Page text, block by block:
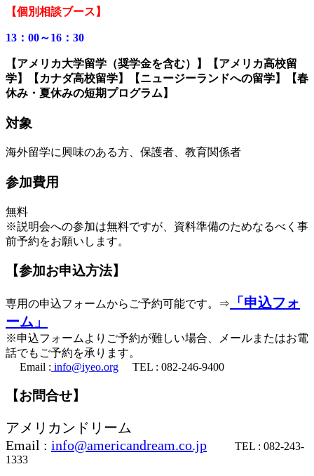
【個別相談ブース】
13 ：00～16：30
【アメリカ大学留学（奨学金を含む）】【アメリカ高校留
学】【カナダ高校留学】【ニュージーランドへの留学】【春
休み・夏休みの短期プログラム】
対象
海外留学に興味のある方、保護者、教育関係者
参加費用
無料
※説明会への参加は無料ですが、資料準備のためなるべく事
前予約をお願いします。
【参加お申込方法】
専用の申込フォームからご予約可能です。⇒
「申込フォ
ーム」
※申込フォームよりご予約が難しい場合、メールまたはお電
話でもご予約を承ります。
Email : info@iyeo.org TEL : 082-246-9400
【お問合せ】
アメリカンドリーム
Email : info@americandream.co.jp
TEL : 082-243-
1333